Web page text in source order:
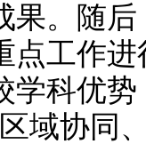
果。随
点工作
学科优
域协同